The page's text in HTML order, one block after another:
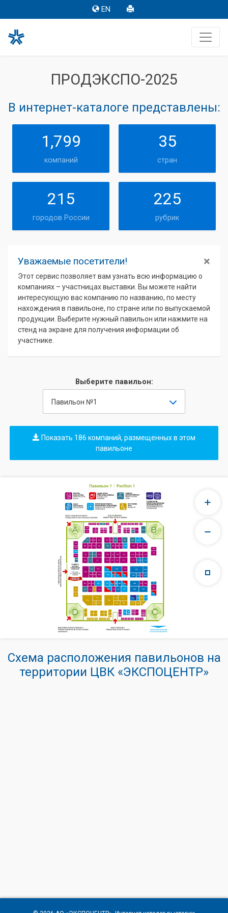
EN
ПРОДЭКСПО-2025
В интернет-каталоге представлены:
1,799
компаний
35
стран
215
городов России
225
рубрик
×
Уважаемые посетители!
Этот сервис позволяет вам узнать всю информацию о
компаниях – участницах выставки. Вы можете найти
интересующую вас компанию по названию, по месту
нахождения в павильоне, по стране или по выпускаемой
продукции. Выберите нужный павильон или нажмите на
стенд на экране для получения информации об
участнике.
Выберите павильон:
Павильон №1
Показать 186 компаний, размещенных в этом
павильоне
Схема расположения павильонов на
территории ЦВК «ЭКСПОЦЕНТР»